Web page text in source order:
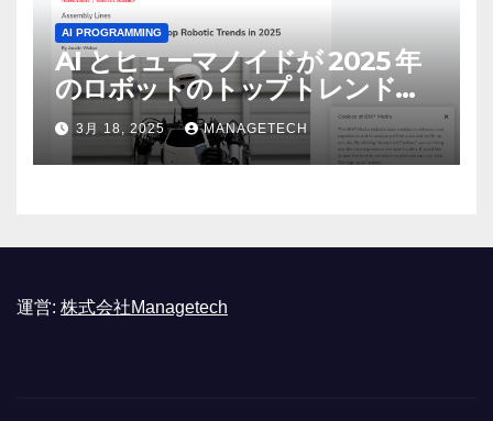
AI PROGRAMMING
AI とヒューマノイドが 2025 年
のロボットのトップトレンドに |
ASSEMBLY
3月 18, 2025 MANAGETECH
運営: 株式会社Managetech